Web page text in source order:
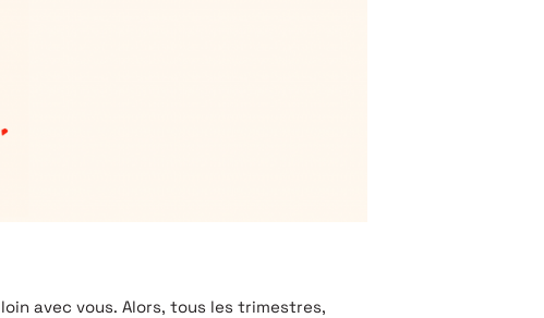
avec vous. Alors, tous les trimestres,